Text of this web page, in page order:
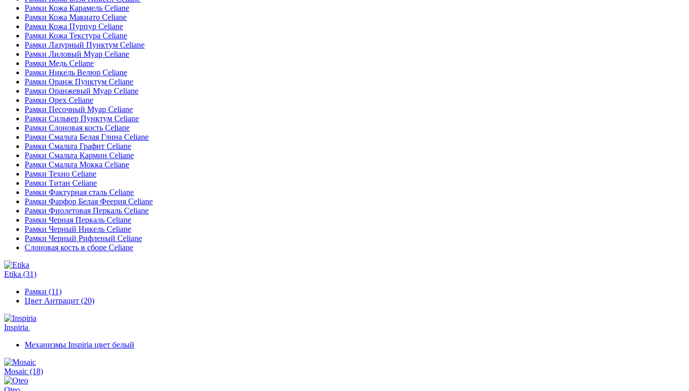
Рамки Кожа Карамель Celiane
Рамки Кожа Макиато Celiane
Рамки Кожа Пурпур Celiane
Рамки Кожа Текстура Celiane
Рамки Лазурный Пунктум Celiane
Рамки Лиловый Муар Celiane
Рамки Медь Celiane
Рамки Никель Велюр Celiane
Рамки Оранж Пунктум Celiane
Рамки Оранжевый Муар Celiane
Рамки Орех Celiane
Рамки Песочный Муар Celiane
Рамки Сильвер Пунктум Celiane
Рамки Слоновая кость Celiane
Рамки Смальта Белая Глина Celiane
Рамки Смальта Графит Celiane
Рамки Смальта Кармин Celiane
Рамки Смальта Мокка Celiane
Рамки Техно Celiane
Рамки Титан Celiane
Рамки Фактурная сталь Celiane
Рамки Фарфор Белая Феерия Celiane
Рамки Фиолетовая Перкаль Celiane
Рамки Черная Перкаль Celiane
Рамки Черный Никель Celiane
Рамки Черный Рифленый Celiane
Слоновая кость в сборе Celiane
Etika (31)
Рамки (11)
Цвет Антрацит (20)
Inspiria
Механизмы Inspiria цвет белый
Mosaic (18)